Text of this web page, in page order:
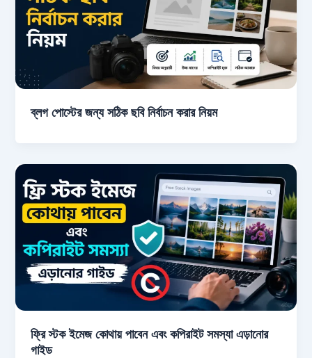
ব্লগ পোস্টের জন্য সঠিক ছবি নির্বাচন করার নিয়ম
ফ্রি স্টক ইমেজ কোথায় পাবেন এবং কপিরাইট সমস্যা এড়ানোর
গাইড